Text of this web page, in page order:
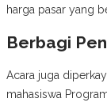
harga pasar yang
Berbagi
Acara juga
mahasiswa